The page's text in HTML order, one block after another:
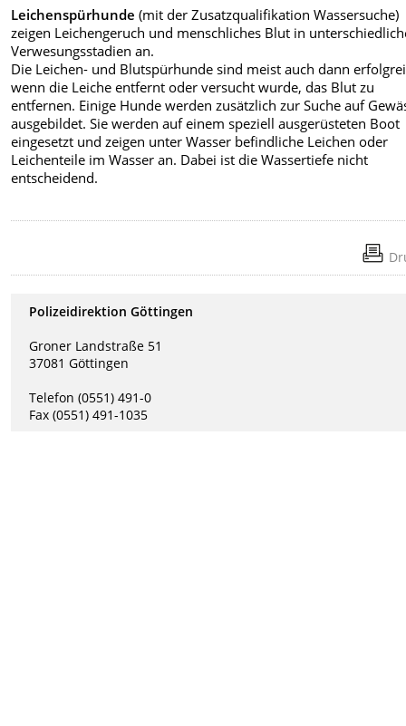
Leichenspürhunde (mit der Zusatzqualifikation Wassersuche)
zeigen Leichengeruch und menschliches Blut in
Verwesungsstadien an.
Die Leichen- und Blutspürhunde sind meist auch dann
wenn die Leiche entfernt oder versucht wurde, das Blut zu
entfernen. Einige Hunde werden zusätzlich zur Suche auf
ausgebildet. Sie werden auf einem speziell ausgerüsteten Boot
eingesetzt und zeigen unter Wasser befindliche Leichen oder
Leichenteile im Wasser an. Dabei ist die Wassertiefe nicht
entscheidend.
Polizeidirektion Göttingen
Groner Landstraße 51
37081 Göttingen
Telefon (0551) 491-0
Fax (0551) 491-1035